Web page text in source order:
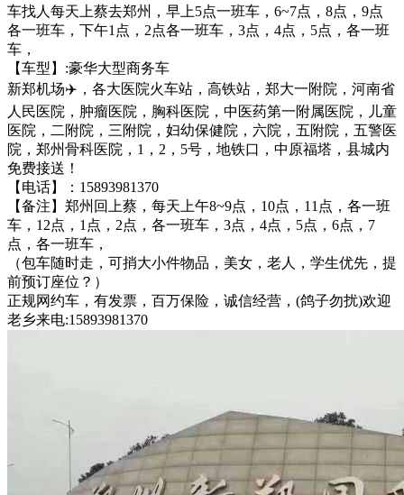
车找人每天上蔡去郑州，早上5点一班车，6~7点，8点，9点
各一班车，下午1点，2点各一班车，3点，4点，5点，各一班
车，
【车型】:豪华大型商务车
新郑机场✈️，各大医院火车站，高铁站，郑大一附院，河南省
人民医院，肿瘤医院，胸科医院，中医药第一附属医院，儿童
医院，二附院，三附院，妇幼保健院，六院，五附院，五警医
院，郑州骨科医院，1，2，5号，地铁口，中原福塔，县城内
免费接送！
【电话】：15893981370
【备注】郑州回上蔡，每天上午8~9点，10点，11点，各一班
车，12点，1点，2点，各一班车，3点，4点，5点，6点，7
点，各一班车，
（包车随时走，可捎大小件物品，美女，老人，学生优先，提
前预订座位？）
正规网约车，有发票，百万保险，诚信经营，(鸽子勿扰)欢迎
老乡来电:15893981370